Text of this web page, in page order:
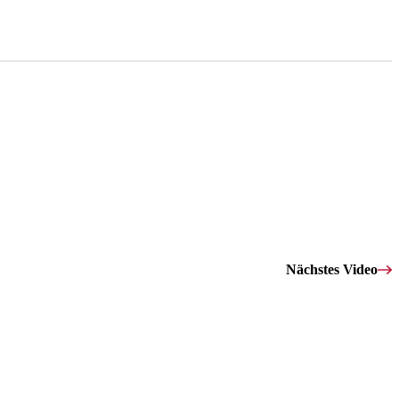
Nächstes Video